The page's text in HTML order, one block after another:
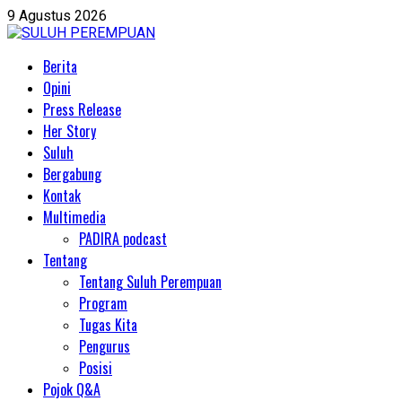
9 Agustus 2026
Berita
Opini
Press Release
Her Story
Suluh
Bergabung
Kontak
Multimedia
PADIRA podcast
Tentang
Tentang Suluh Perempuan
Program
Tugas Kita
Pengurus
Posisi
Pojok Q&A